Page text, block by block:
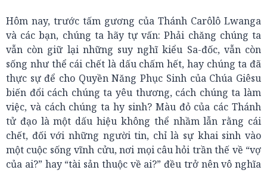
Hôm nay, trước tấm gương của Thánh Carôlô Lwanga
và các bạn, chúng ta hãy tự vấn: Phải chăng chúng ta
vẫn còn giữ lại những suy nghĩ kiểu Sa-đốc, vẫn còn
sống như thể cái chết là dấu chấm hết, hay chúng ta đã
thực sự để cho Quyền Năng Phục Sinh của Chúa Giêsu
biến đổi cách chúng ta yêu thương, cách chúng ta làm
việc, và cách chúng ta hy sinh? Màu đỏ của các Thánh
tử đạo là một dấu hiệu không thể nhầm lẫn rằng cái
chết, đối với những người tin, chỉ là sự khai sinh vào
một cuộc sống vĩnh cửu, nơi mọi câu hỏi trần thế về “vợ
của ai?” hay “tài sản thuộc về ai?” đều trở nên vô nghĩa